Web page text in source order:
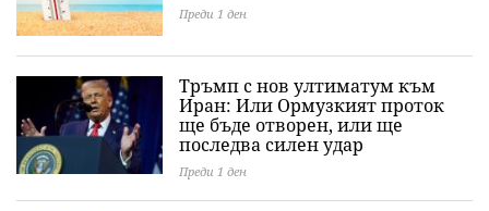
Преди 1 ден
Тръмп с нов ултиматум към
Иран: Или Ормузкият проток
ще бъде отворен, или ще
последва силен удар
Преди 1 ден